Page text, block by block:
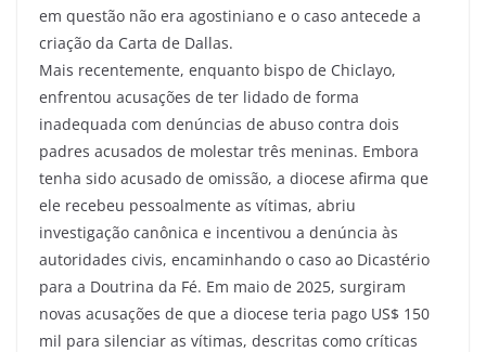
em questão não era agostiniano e o caso antecede a
criação da Carta de Dallas.
Mais recentemente, enquanto bispo de Chiclayo,
enfrentou acusações de ter lidado de forma
inadequada com denúncias de abuso contra dois
padres acusados de molestar três meninas. Embora
tenha sido acusado de omissão, a diocese afirma que
ele recebeu pessoalmente as vítimas, abriu
investigação canônica e incentivou a denúncia às
autoridades civis, encaminhando o caso ao Dicastério
para a Doutrina da Fé. Em maio de 2025, surgiram
novas acusações de que a diocese teria pago US$ 150
mil para silenciar as vítimas, descritas como críticas